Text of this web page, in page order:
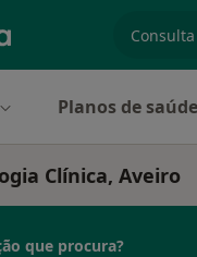
Planos de saúde
Clínica, Aveiro
que procura?